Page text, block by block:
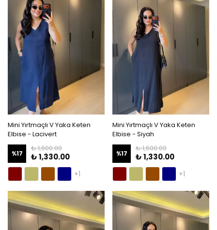
Mini Yırtmaçlı V Yaka Keten
Elbise - Lacivert
%17
₺ 1,600.00
₺ 1,330.00
+1
Mini Yırtmaçlı V Yaka Keten
Elbise - Siyah
%17
₺ 1,600.00
₺ 1,330.00
+1